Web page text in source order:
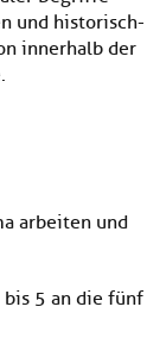
und historisch-
innerhalb der
arbeiten und
5 an die fünf